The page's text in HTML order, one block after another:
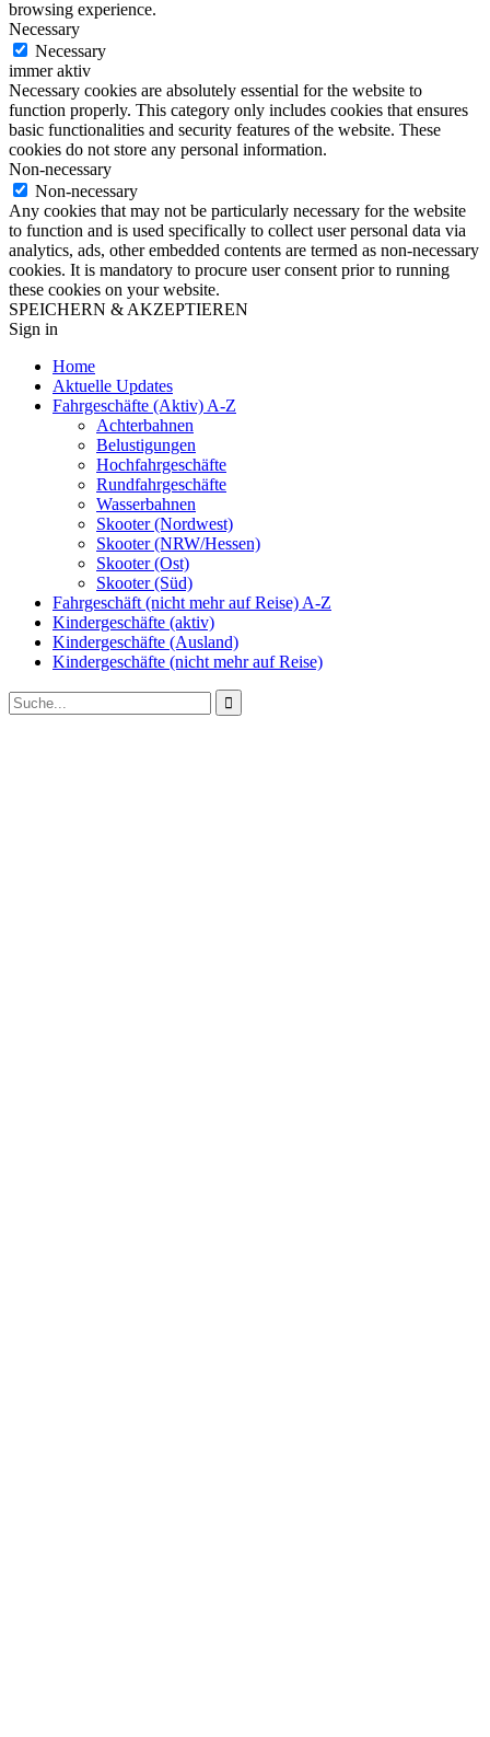
browsing experience.
Necessary
Necessary
immer aktiv
Necessary cookies are absolutely essential for the website to
function properly. This category only includes cookies that ensures
basic functionalities and security features of the website. These
cookies do not store any personal information.
Non-necessary
Non-necessary
Any cookies that may not be particularly necessary for the website
to function and is used specifically to collect user personal data via
analytics, ads, other embedded contents are termed as non-necessary
cookies. It is mandatory to procure user consent prior to running
these cookies on your website.
SPEICHERN & AKZEPTIEREN
Sign in
Home
Aktuelle Updates
Fahrgeschäfte (Aktiv) A-Z
Achterbahnen
Belustigungen
Hochfahrgeschäfte
Rundfahrgeschäfte
Wasserbahnen
Skooter (Nordwest)
Skooter (NRW/Hessen)
Skooter (Ost)
Skooter (Süd)
Fahrgeschäft (nicht mehr auf Reise) A-Z
Kindergeschäfte (aktiv)
Kindergeschäfte (Ausland)
Kindergeschäfte (nicht mehr auf Reise)